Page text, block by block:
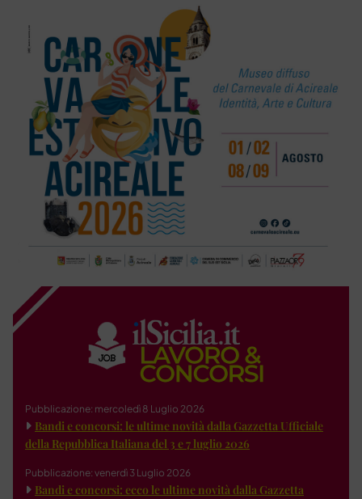
Pubblicazione: mercoledì 8 Luglio 2026
Bandi e concorsi: le ultime novità dalla Gazzetta Ufficiale
della Repubblica Italiana del 3 e 7 luglio 2026
Pubblicazione: venerdì 3 Luglio 2026
Bandi e concorsi: ecco le ultime novità dalla Gazzetta